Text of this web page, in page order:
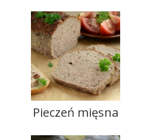
Pieczeń mięsna